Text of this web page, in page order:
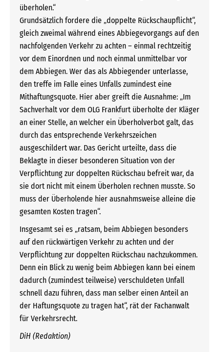
überholen.“
Grundsätzlich fordere die „doppelte Rückschaupflicht“,
gleich zweimal während eines Abbiegevorgangs auf den
nachfolgenden Verkehr zu achten – einmal rechtzeitig
vor dem Einordnen und noch einmal unmittelbar vor
dem Abbiegen. Wer das als Abbiegender unterlasse,
den treffe im Falle eines Unfalls zumindest eine
Mithaftungsquote. Hier aber greift die Ausnahme: „Im
Sachverhalt vor dem OLG Frankfurt überholte der Kläger
an einer Stelle, an welcher ein Überholverbot galt, das
durch das entsprechende Verkehrszeichen
ausgeschildert war. Das Gericht urteilte, dass die
Beklagte in dieser besonderen Situation von der
Verpflichtung zur doppelten Rückschau befreit war, da
sie dort nicht mit einem Überholen rechnen musste. So
muss der Überholende hier ausnahmsweise alleine die
gesamten Kosten tragen“.
Insgesamt sei es „ratsam, beim Abbiegen besonders
auf den rückwärtigen Verkehr zu achten und der
Verpflichtung zur doppelten Rückschau nachzukommen.
Denn ein Blick zu wenig beim Abbiegen kann bei einem
dadurch (zumindest teilweise) verschuldeten Unfall
schnell dazu führen, dass man selber einen Anteil an
der Haftungsquote zu tragen hat“, rät der Fachanwalt
für Verkehrsrecht.
DiH (Redaktion)